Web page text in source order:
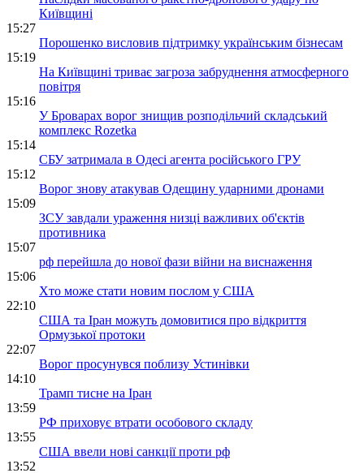
Київщині
15:27
Порошенко висловив підтримку українським бізнесам
15:19
На Київщині триває загроза забруднення атмосферного
повітря
15:16
У Броварах ворог знищив розподільчий складський
комплекс Rozetka
15:14
СБУ затримала в Одесі агента російського ГРУ
15:12
Ворог знову атакував Одещину ударними дронами
15:09
ЗСУ завдали ураження низці важливих об'єктів
противника
15:07
рф перейшла до нової фази війни на виснаження
15:06
Хто може стати новим послом у США
22:10
США та Іран можуть домовитися про відкриття
Ормузької протоки
22:07
Ворог просунувся поблизу Устинівки
14:10
Трамп тисне на Іран
13:59
РФ приховує втрати особового складу
13:55
США ввели нові санкції проти рф
13:52